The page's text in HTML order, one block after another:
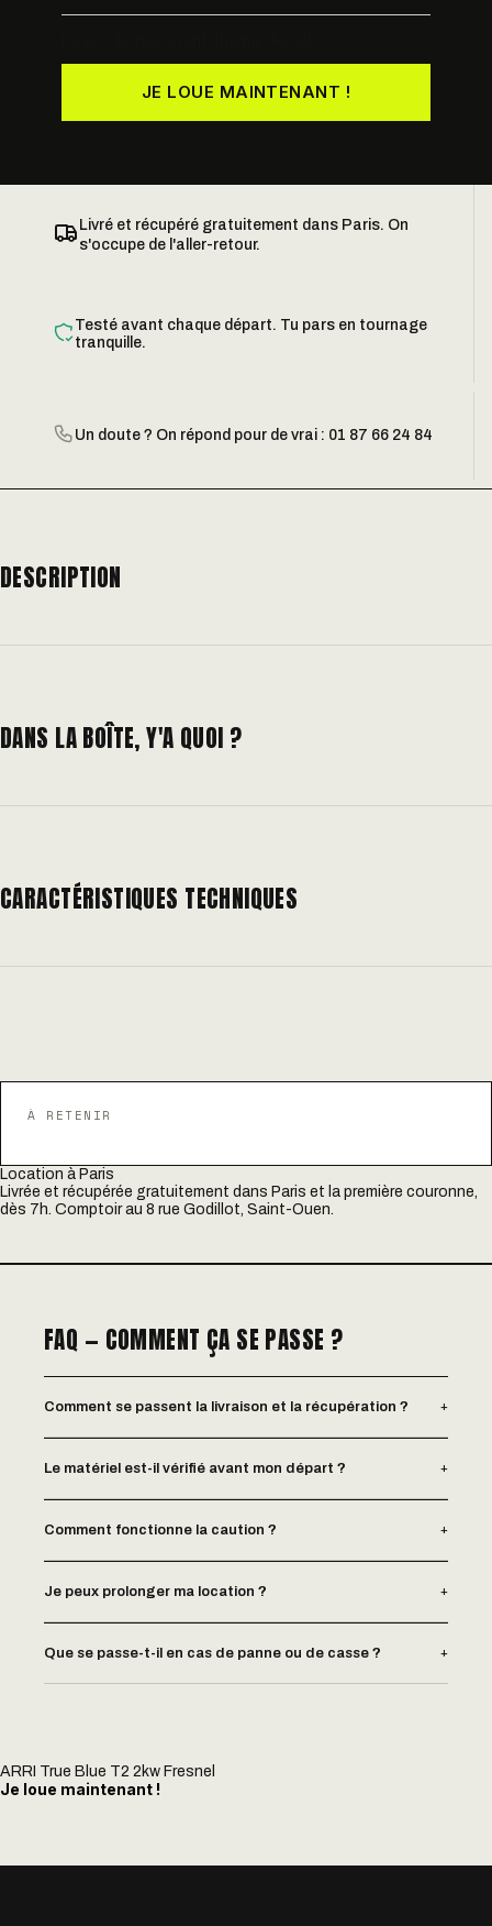
JE LOUE MAINTENANT !
Livré et récupéré gratuitement dans Paris. On
s'occupe de l'aller-retour.
Testé avant chaque départ. Tu pars en tournage
tranquille.
Un doute ? On répond pour de vrai : 01 87 66 24 84
DESCRIPTION
DANS LA BOÎTE, Y'A QUOI ?
CARACTÉRISTIQUES TECHNIQUES
À RETENIR
Location à Paris
Livrée et récupérée gratuitement dans Paris et la première couronne,
dès 7h. Comptoir au 8 rue Godillot, Saint-Ouen.
FAQ — COMMENT ÇA SE PASSE ?
Comment se passent la livraison et la récupération ? +
Le matériel est-il vérifié avant mon départ ? +
Comment fonctionne la caution ? +
Je peux prolonger ma location ? +
Que se passe-t-il en cas de panne ou de casse ? +
ARRI True Blue T2 2kw Fresnel
Je loue maintenant !